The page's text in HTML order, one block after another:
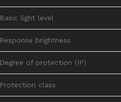
Basic light level
Response brightness
Degree of protection (IP)
Protection class